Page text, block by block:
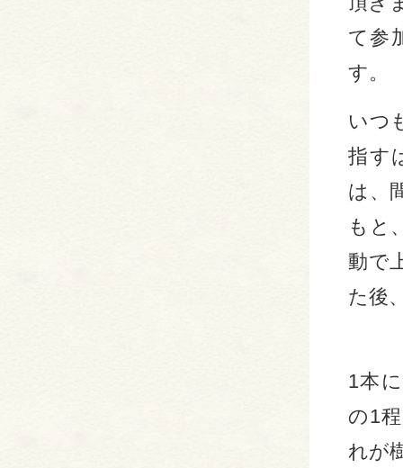
て参
す。
いつ
指す
は、
もと
動で
た後
1本
の1
れが